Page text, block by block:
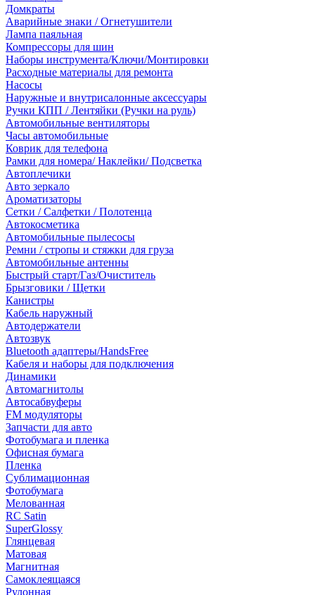
Домкраты
Аварийные знаки / Огнетушители
Лампа паяльная
Компрессоры для шин
Наборы инструмента/Ключи/Монтировки
Расходные материалы для ремонта
Насосы
Наружные и внутрисалонные аксессуары
Ручки КПП / Лентяйки (Ручки на руль)
Автомобильные вентиляторы
Часы автомобильные
Коврик для телефона
Рамки для номера/ Наклейки/ Подсветка
Автоплечики
Авто зеркало
Ароматизаторы
Сетки / Салфетки / Полотенца
Автокосметика
Автомобильные пылесосы
Ремни / стропы и стяжки для груза
Автомобильные антенны
Быстрый старт/Газ/Очиститель
Брызговики / Щетки
Канистры
Кабель наружный
Автодержатели
Автозвук
Bluetooth адаптеры/HandsFree
Кабеля и наборы для подключения
Динамики
Автомагнитолы
Автосабвуферы
FM модуляторы
Запчасти для авто
Фотобумага и пленка
Офисная бумага
Пленка
Сублимационная
Фотобумага
Мелованная
RC Satin
SuperGlossy
Глянцевая
Матовая
Магнитная
Самоклеящаяся
Рулонная